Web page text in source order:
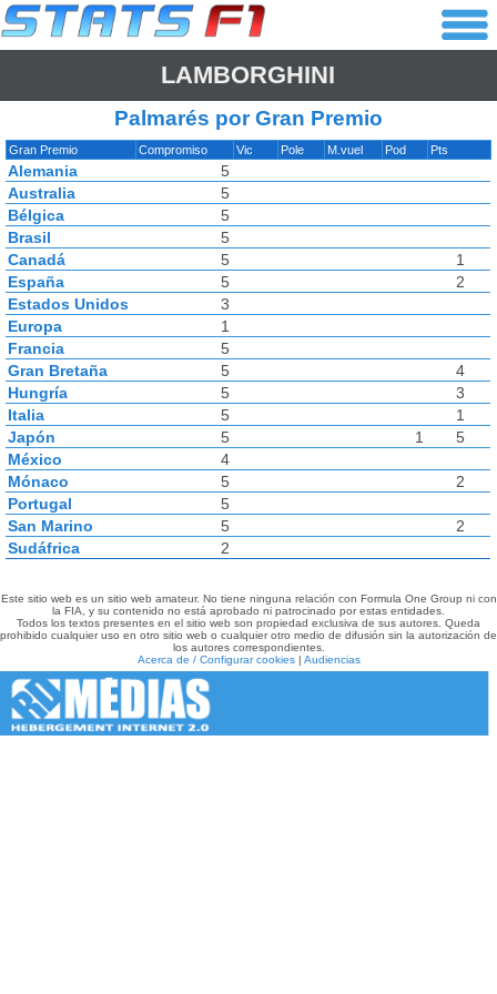
LAMBORGHINI
Palmarés por Gran Premio
Gran Premio Compromiso Vic Pole M.vuel Pod Pts
Alemania
5
Australia
5
Bélgica
5
Brasil
5
Canadá
5
1
España
5
2
Estados Unidos
3
Europa
1
Francia
5
Gran Bretaña
5
4
Hungría
5
3
Italia
5
1
Japón
5 1
5
México
4
Mónaco
5
2
Portugal
5
San Marino
5
2
Sudáfrica
2
Este sitio web es un sitio web amateur. No tiene ninguna relación con Formula One Group ni con
la FIA, y su contenido no está aprobado ni patrocinado por estas entidades.
Todos los textos presentes en el sitio web son propiedad exclusiva de sus autores. Queda
prohibido cualquier uso en otro sitio web o cualquier otro medio de difusión sin la autorización de
los autores correspondientes.
Acerca de / Configurar cookies| Audiencias